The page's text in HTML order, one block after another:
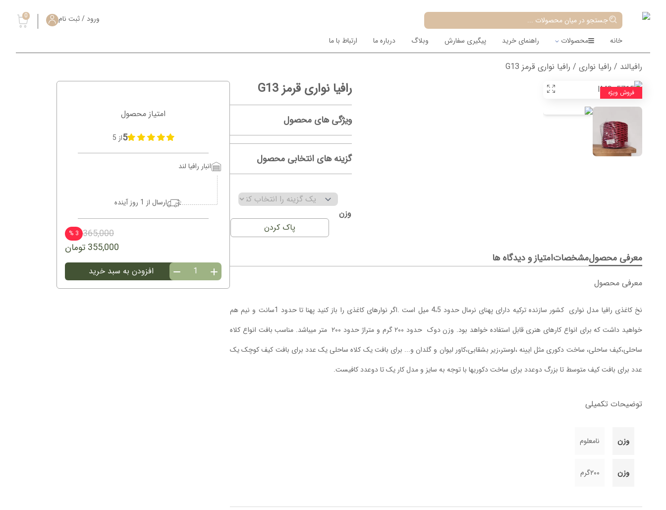
جستجو در میان محصولات ... ورود / ثبت نام 0
خانه محصولات راهنمای خرید پیگیری سفارش وبلاگ درباره ما ارتباط با ما
رافیالند / رافیا نواری / رافیا نواری قرمز G13
فروش ویژه رافیا نواری قرمز G13
ویژگی های محصول
گزینه های انتخابی محصول
وزن
پاک کردن
معرفی محصولمشخصاتامتیاز و دیدگاه ها
معرفی محصول
نخ کاغذی رافیا مدل نواری کشور سازنده ترکیه دارای پهنای نرمال حدود 4،5 میل است .اگر نوارهای کاغذی را باز کنید پهنا تا حدود 1سانت و نیم هم
خواهید داشت که برای انواع کارهای هنری قابل استفاده خواهد بود. وزن دوک حدود ۲۰۰ گرم و متراژ حدود ۲۰۰ متر میباشد. مناسب بافت انواع کلاه
ساحلی،کیف ساحلی، ساخت دکوری مثل ایینه ،لوستر،زیر بشقابی،کاور لیوان و گلدان و... برای بافت یک کلاه ساحلی یک عدد برای بافت کیف کوچک یک
عدد برای بافت کیف متوسط تا بزرگ دوعدد برای ساخت دکوریها با توجه به سایز و مدل کار یک تا دوعدد کافیست.
توضیحات تکمیلی
وزن نامعلوم
وزن ۲۰۰گرم
امتیاز محصول
5از 5
انبار رافیا لند
ارسال از 1 روز آینده
355,000 تومان
365,000
3 %
رافیا
نواری
افزودن به سبد خرید